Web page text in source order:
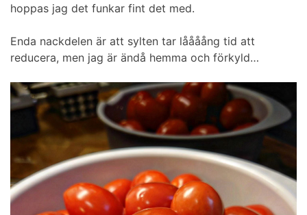
hoppas jag det funkar fint det med.
Enda nackdelen är att sylten tar låååång tid att
reducera, men jag är ändå hemma och förkyld…